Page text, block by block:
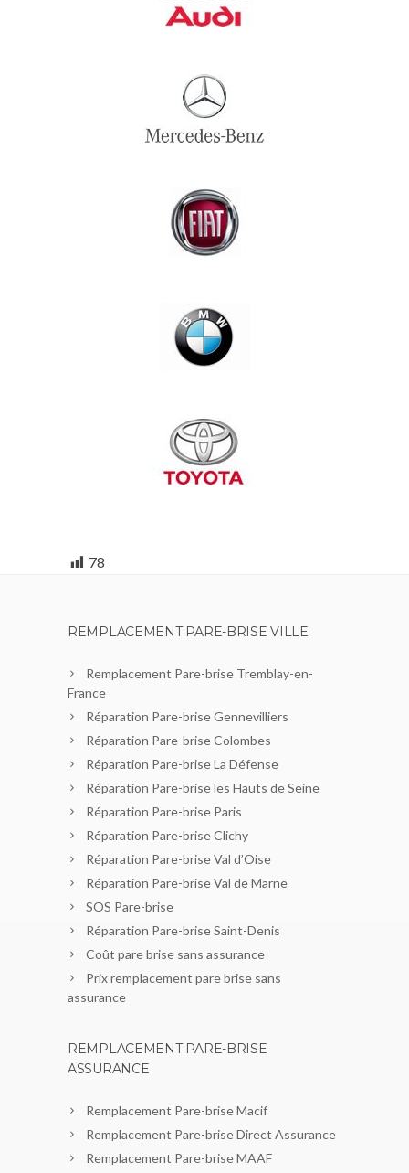
78
REMPLACEMENT PARE-BRISE VILLE
Remplacement Pare-brise Tremblay-en-
France
Réparation Pare-brise Gennevilliers
Réparation Pare-brise Colombes
Réparation Pare-brise La Défense
Réparation Pare-brise les Hauts de Seine
Réparation Pare-brise Paris
Réparation Pare-brise Clichy
Réparation Pare-brise Val d’Oise
Réparation Pare-brise Val de Marne
SOS Pare-brise
Réparation Pare-brise Saint-Denis
Coût pare brise sans assurance
Prix remplacement pare brise sans
assurance
REMPLACEMENT PARE-BRISE
ASSURANCE
Remplacement Pare-brise Macif
Remplacement Pare-brise Direct Assurance
Remplacement Pare-brise MAAF